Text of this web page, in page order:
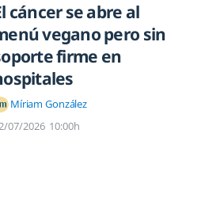
cáncer se abre al
vegano pero sin
firme en
Míriam González
07/2026 10:00h